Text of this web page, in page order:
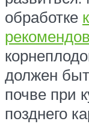
обработке
должен
почве при
позднего